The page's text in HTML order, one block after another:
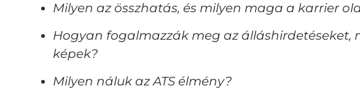
Milyen az összhatás, és milyen maga a karrier
Hogyan fogalmazzák meg az álláshirdetéseket,
képek?
Milyen náluk az ATS élmény?